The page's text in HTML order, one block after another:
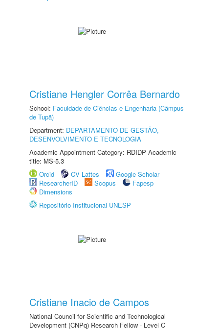
Cristiane Hengler Corrêa Bernardo
School: Faculdade de Ciências e Engenharia (Câmpus
de Tupã)
Department: DEPARTAMENTO DE GESTÃO,
DESENVOLVIMENTO E TECNOLOGIA
Academic Appointment Category: RDIDP Academic
title: MS-5.3
Orcid
CV Lattes
Google Scholar
ResearcherID
Scopus
Fapesp
Dimensions
Repositório Institucional UNESP
Cristiane Inacio de Campos
National Council for Scientific and Technological
Development (CNPq) Research Fellow - Level C